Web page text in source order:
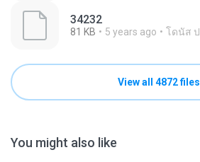
34232
81 KB 5 years ago โดนัส ป.
View all 4872 files
You might also like